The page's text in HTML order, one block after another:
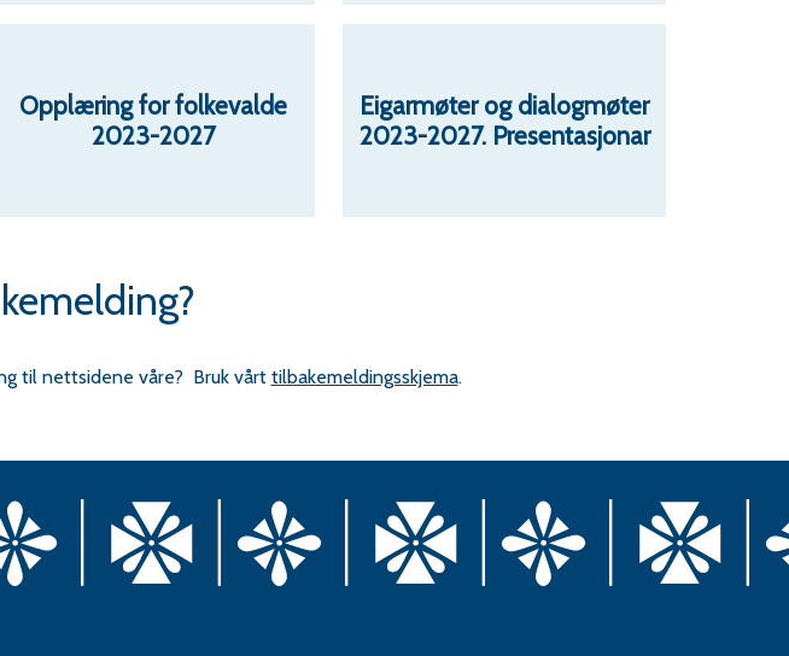
Opplæring for folkevalde
2023-2027
Eigarmøter og dialogmøter
2023-2027. Presentasjonar
til nettsidene våre? Bruk vårt tilbakemeldingsskjema.